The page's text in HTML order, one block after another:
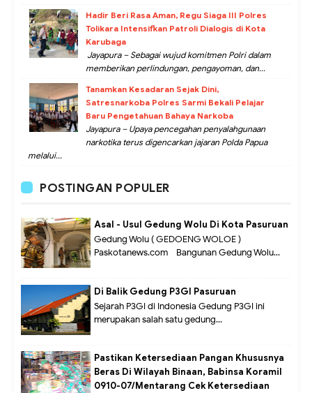
Hadir Beri Rasa Aman, Regu Siaga III Polres
Tolikara Intensifkan Patroli Dialogis di Kota
Karubaga
Jayapura – Sebagai wujud komitmen Polri dalam
memberikan perlindungan, pengayoman, dan...
Tanamkan Kesadaran Sejak Dini,
Satresnarkoba Polres Sarmi Bekali Pelajar
Baru Pengetahuan Bahaya Narkoba
Jayapura – Upaya pencegahan penyalahgunaan
narkotika terus digencarkan jajaran Polda Papua
melalui...
POSTINGAN POPULER
Asal - Usul Gedung Wolu Di Kota Pasuruan
Gedung Wolu ( GEDOENG WOLOE )
Paskotanews.com - Bangunan Gedung Wolu...
Di Balik Gedung P3GI Pasuruan
Sejarah P3GI di Indonesia Gedung P3GI ini
merupakan salah satu gedung...
Pastikan Ketersediaan Pangan Khususnya
Beras Di Wilayah Binaan, Babinsa Koramil
0910-07/Mentarang Cek Ketersediaan